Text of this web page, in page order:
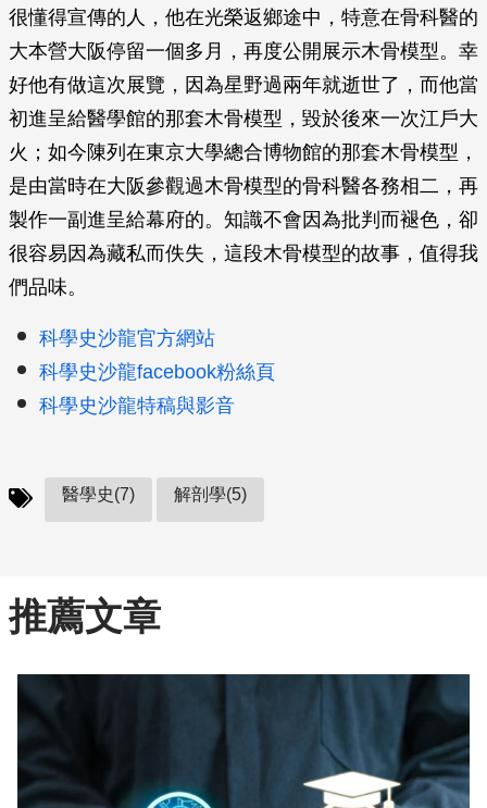
很懂得宣傳的人，他在光榮返鄉途中，特意在骨科醫的
大本營大阪停留一個多月，再度公開展示木骨模型。幸
好他有做這次展覽，因為星野過兩年就逝世了，而他當
初進呈給醫學館的那套木骨模型，毀於後來一次江戶大
火；如今陳列在東京大學總合博物館的那套木骨模型，
是由當時在大阪參觀過木骨模型的骨科醫各務相二，再
製作一副進呈給幕府的。知識不會因為批判而褪色，卻
很容易因為藏私而佚失，這段木骨模型的故事，值得我
們品味。
科學史沙龍官方網站
科學史沙龍facebook粉絲頁
科學史沙龍特稿與影音
醫學史(7) 解剖學(5)
推薦文章